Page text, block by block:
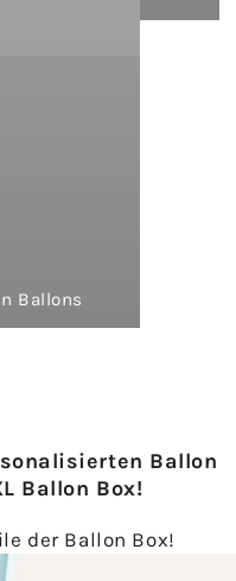
Ballons
Ballon
Ballon Box!
der Ballon Box!